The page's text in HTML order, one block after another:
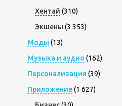
Хентай (310)
Экшены (3 353)
Моды (13)
Музыка и аудио (162)
Персонализация (39)
Приложение(1 627)